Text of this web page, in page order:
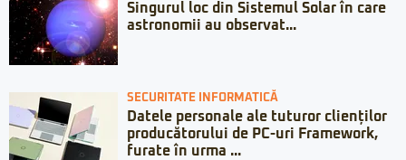
Singurul loc din Sistemul Solar în care
astronomii au observat...
SECURITATE INFORMATICĂ
Datele personale ale tuturor clienților
producătorului de PC-uri Framework,
furate în urma ...